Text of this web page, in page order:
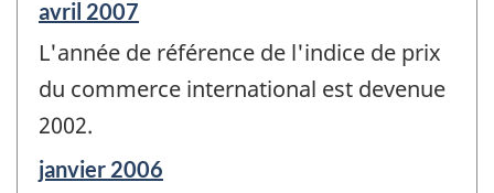
Période
référence
de
-
avril 2007
L'année de référence de l'indice de prix
du commerce international est devenue
2002.
Période
janvier 2006